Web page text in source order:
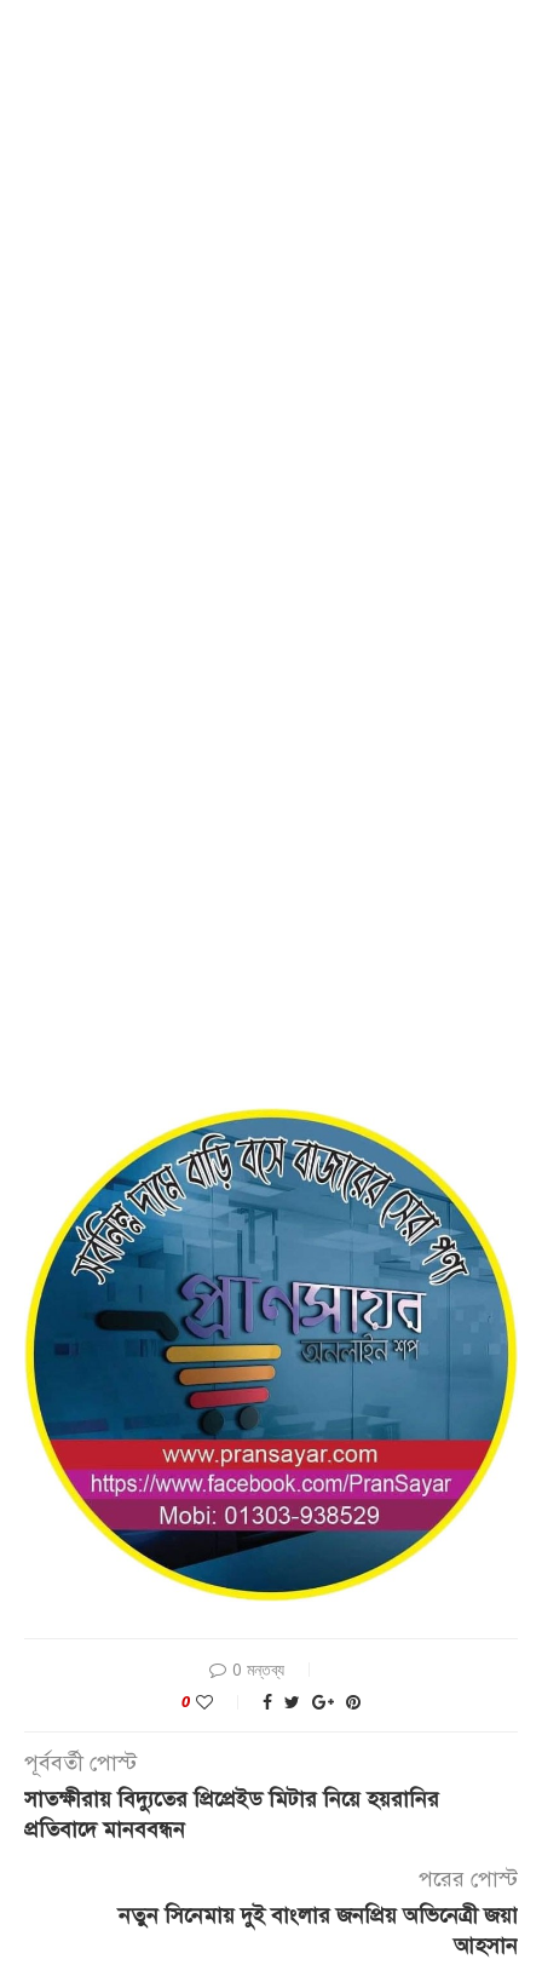
0 মন্তব্য
0
পূর্ববর্তী পোস্ট
সাতক্ষীরায় বিদ্যুতের প্রিপ্রেইড মিটার নিয়ে হয়রানির
প্রতিবাদে মানববন্ধন
পরের পোস্ট
নতুন সিনেমায় দুই বাংলার জনপ্রিয় অভিনেত্রী জয়া
আহসান